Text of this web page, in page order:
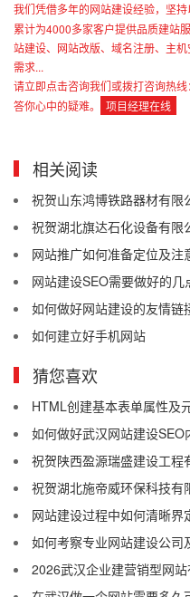
我们凭借多年的网站建设经验，坚持
累计为4000多家客户提供品质建站
站建设、网站改版、域名注册、主
需求...
请立即点击咨询我们或拨打咨询热线：
答你心中的疑难。
项目经理在线
相关阅读
祝贺山东鸿博铁路器材有限
祝贺湖北旗达石化设备有限
网站推广如何准备定位及注
网站建设SEO需要做好的几
如何做好网站建设的友情链
如何建立好手机网站
猜您喜欢
HTML创建基本表单属性及
如何做好武汉网站建设SEO
祝贺陕西盈源瑞盛建设工程
祝贺湖北施帝威环保科技有
网站建设过程中如何清晰界
如何考察专业网站建设公司
2026武汉企业建营销型网